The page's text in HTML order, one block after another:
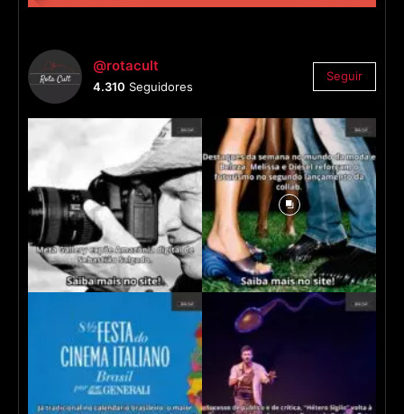
@rotacult
4.310 Seguidores
Seguir